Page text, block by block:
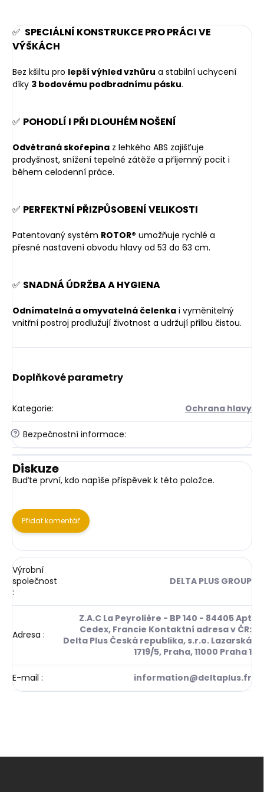
✅ SPECIÁLNÍ KONSTRUKCE PRO PRÁCI VE
VÝŠKÁCH
Bez kšiltu pro lepší výhled vzhůru a stabilní uchycení
díky 3 bodovému podbradnímu pásku.
✅ POHODLÍ I PŘI DLOUHÉM NOŠENÍ
Odvětraná skořepina z lehkého ABS zajišťuje
prodyšnost, snížení tepelné zátěže a příjemný pocit i
během celodenní práce.
✅ PERFEKTNÍ PŘIZPŮSOBENÍ VELIKOSTI
Patentovaný systém ROTOR® umožňuje rychlé a
přesné nastavení obvodu hlavy od 53 do 63 cm.
✅ SNADNÁ ÚDRŽBA A HYGIENA
Odnímatelná a omyvatelná čelenka i vyměnitelný
vnitřní postroj prodlužují životnost a udržují přilbu čistou.
Doplňkové parametry
Kategorie: Ochrana hlavy
? Bezpečnostní informace:
Diskuze
Buďte první, kdo napíše příspěvek k této položce.
Přidat komentář
Výrobní
společnost
:
DELTA PLUS GROUP
Adresa :
Z.A.C La Peyrolière - BP 140 - 84405 Apt
Cedex, Francie Kontaktní adresa v ČR:
Delta Plus Česká republika, s.r.o. Lazarská
1719/5, Praha, 11000 Praha 1
E-mail : information@deltaplus.fr